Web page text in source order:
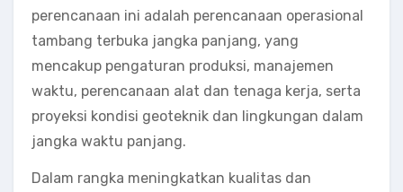
perencanaan ini adalah perencanaan operasional
tambang terbuka jangka panjang, yang
mencakup pengaturan produksi, manajemen
waktu, perencanaan alat dan tenaga kerja, serta
proyeksi kondisi geoteknik dan lingkungan dalam
jangka waktu panjang.
Dalam rangka meningkatkan kualitas dan